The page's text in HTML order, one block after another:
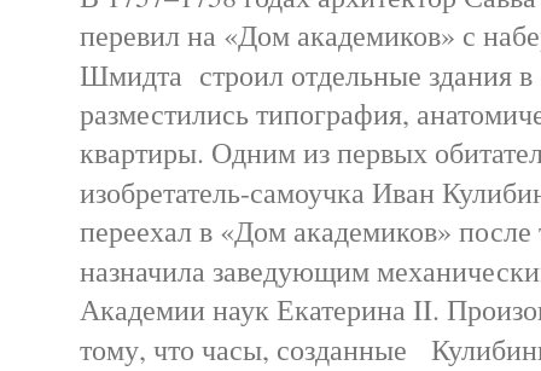
перевил на «Дом академиков» с
Шмидта строил отдельные здания
разместились типография,
квартиры. Одним из первых
изобретатель-самоучка Иван
переехал в «Дом академиков» после
назначила заведующим
Академии наук Екатерина II.
тому, что часы, созданные